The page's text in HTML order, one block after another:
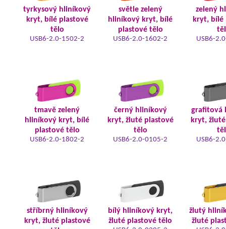
tyrkysový hliníkový
kryt, bílé plastové
tělo
USB6-2.0-1502-2
světle zelený
hliníkový kryt, bílé
plastové tělo
USB6-2.0-1602-2
zelený
kryt, bílé
USB6-
tmavě zelený
hliníkový kryt, bílé
plastové tělo
USB6-2.0-1802-2
černý hliníkový
kryt, žluté plastové
tělo
USB6-2.0-0105-2
grafitová
kryt,
USB6-
stříbrný hliníkový
kryt, žluté plastové
bílý hliníkový kryt,
žluté plastové tělo
žlutý
žluté